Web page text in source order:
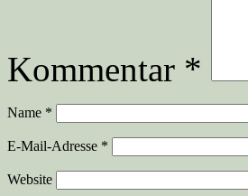
Kommentar *
Name *
E-Mail-Adresse *
Website